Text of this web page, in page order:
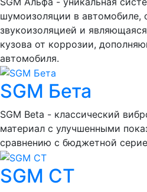
шумоизоляции в автомобиле,
звукоизоляцией и
кузова от коррозии,
автомобиля.
SGM Бета
SGM Beta - классический
материал с улучшенными
сравнению с бюджетной
SGM СТ